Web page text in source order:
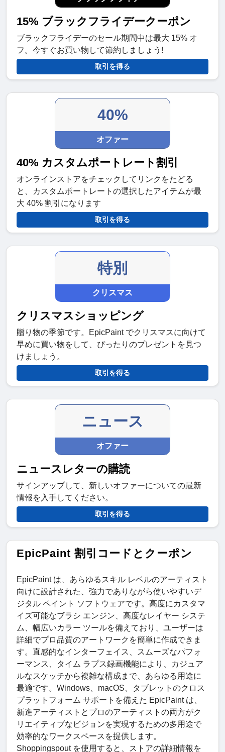
15% ブラックフライデークーポン
ブラックフライデーのセール期間中は最大 15% オ
フ。今すぐお買い物して節約しましょう!
取引を得る
40%
オファー
40% カスタムポートレート割引
オンラインストアをチェックしてリンクをたどる
と、カスタムポートレートの選択したアイテムが最
大 40% 割引になります
取引を得る
特別
クリスマス
クリスマスショッピング
贈り物の季節です。EpicPaint でクリスマスに向けて
早めに買い物をして、ぴったりのプレゼントを見つ
けましょう。
取引を得る
ニュース
オファー
ニュースレターの購読
サインアップして、新しいオファーについての最新
情報を入手してください。
取引を得る
EpicPaint 割引コードとクーポン
EpicPaint は、あらゆるスキル レベルのアーティスト
向けに設計された、強力でありながら使いやすいデ
ジタル ペイント ソフトウェアです。高度にカスタマ
イズ可能なブラシ エンジン、高度なレイヤー システ
ム、幅広いカラー ツールを備えており、ユーザーは
詳細でプロ品質のアートワークを簡単に作成できま
す。直感的なインターフェイス、スムーズなパフォ
ーマンス、タイム ラプス録画機能により、カジュア
ルなスケッチから複雑な構成まで、あらゆる用途に
最適です。Windows、macOS、タブレットのクロス
プラットフォーム サポートを備えた EpicPaint は、
新進アーティストとプロのアーティストの両方がク
リエイティブなビジョンを実現するための多用途で
効率的なワークスペースを提供します。
Shoppingspout を使用すると、ストアの詳細情報を